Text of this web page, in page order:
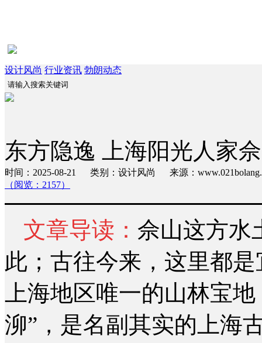
设计风尚 行业资讯 勃朗动态
东方隐逸 上海阳光人家
时间：2025-08-21 类别：设计风尚 来源：
（阅览：2157）
文章导读： 佘山这方水
此；古往今来，这里都
上海地区唯一的山林宝
泖”，是名副其实的上海